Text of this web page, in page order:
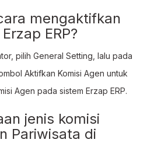
mengaktifkan
ERP?
pilih General Setting, lalu pada
Aktifkan Komisi Agen untuk
Agen pada sistem Erzap ERP.
jenis komisi
Pariwisata di